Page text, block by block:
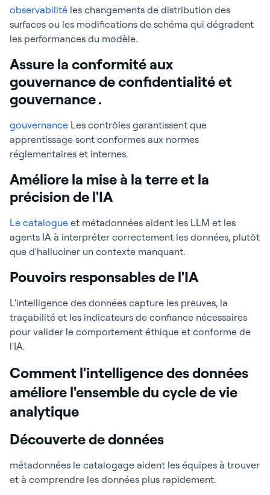
observabilité les changements de distribution des
surfaces ou les modifications de schéma qui dégradent
les performances du modèle.
Assure la conformité aux
gouvernance de confidentialité et
gouvernance .
gouvernance Les contrôles garantissent que
apprentissage sont conformes aux normes
réglementaires et internes.
Améliore la mise à la terre et la
précision de l'IA
Le catalogue et métadonnées aident les LLM et les
agents IA à interpréter correctement les données, plutôt
que d'halluciner un contexte manquant.
Pouvoirs responsables de l'IA
L'intelligence des données capture les preuves, la
traçabilité et les indicateurs de confiance nécessaires
pour valider le comportement éthique et conforme de
l'IA.
Comment l'intelligence des données
améliore l'ensemble du cycle de vie
analytique
Découverte de données
métadonnées le catalogage aident les équipes à trouver
et à comprendre les données plus rapidement.